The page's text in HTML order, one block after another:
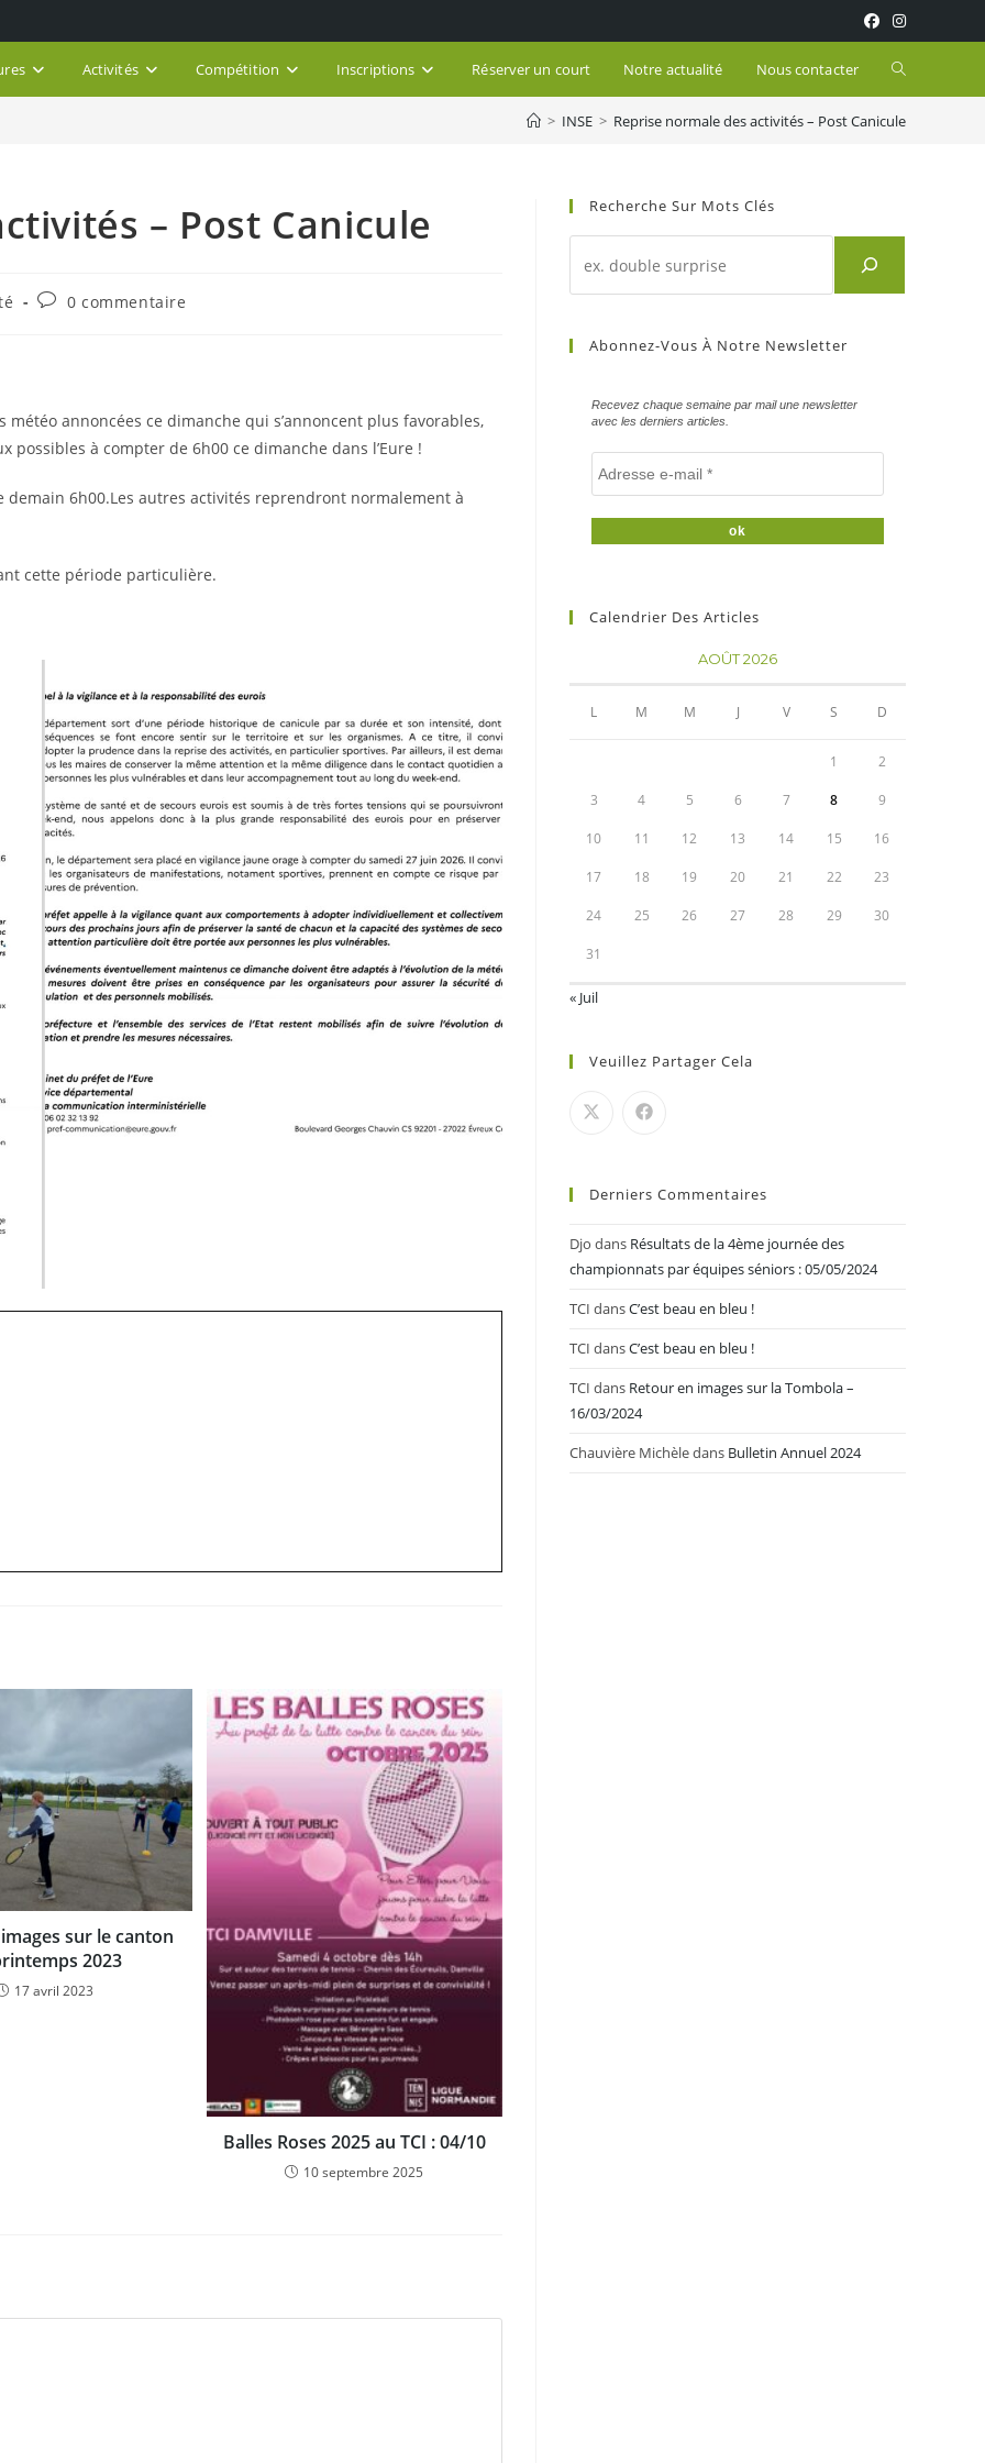
Activités Compétition Inscriptions Réserver un court Notre actualité Nous contacter Toggle
website
> INSE > Reprise normale des activités – Post Canicule
– Post Canicule
Commentaires
0 commentaire
météo annoncées ce dimanche qui s’annoncent plus favorables,
à compter de 6h00 ce dimanche dans l’Eure !
6h00.Les autres activités reprendront normalement à
cette période particulière.
sur le canton
2023
17 avril 2023
Balles Roses 2025 au TCI : 04/10
10 septembre 2025
Recherche Sur Mots Clés
d'un
mots
Abonnez-Vous À Notre Newsletter
Recevez chaque semaine par mail une newsletter
avec les derniers articles.
Calendrier Des Articles
AOÛT 2026
L M M J V S D
1 2
3 4 5 6 7 8 9
10 11 12 13 14 15 16
17 18 19 20 21 22 23
24 25 26 27 28 29 30
31
« Juil
Veuillez Partager Cela
Derniers Commentaires
Djo dans Résultats de la 4ème journée des
championnats par équipes séniors : 05/05/2024
TCI dansC’est beau en bleu !
TCI dansC’est beau en bleu !
TCI dans Retour en images sur la Tombola –
16/03/2024
Chauvière Michèledans Bulletin Annuel 2024